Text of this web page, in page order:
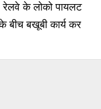
रेलवे के लोको पायलट
बीच बखूबी कार्य कर